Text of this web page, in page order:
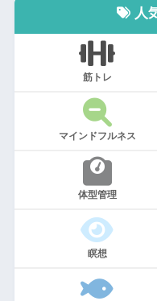
人
筋トレ
マインドフルネス
体型管理
瞑想